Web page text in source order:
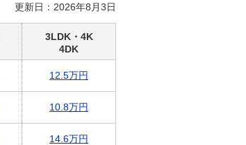
更新日：2026年8月3日
3LDK・4K
4DK
12.5万円
10.8万円
14.6万円